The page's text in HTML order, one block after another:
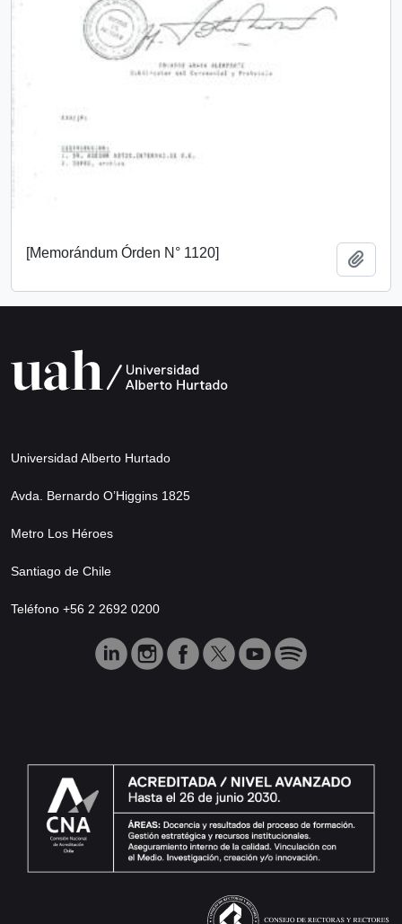
[Memorándum Órden N° 1120]
Universidad Alberto Hurtado
Avda. Bernardo O’Higgins 1825
Metro Los Héroes
Santiago de Chile
Teléfono +56 2 2692 0200